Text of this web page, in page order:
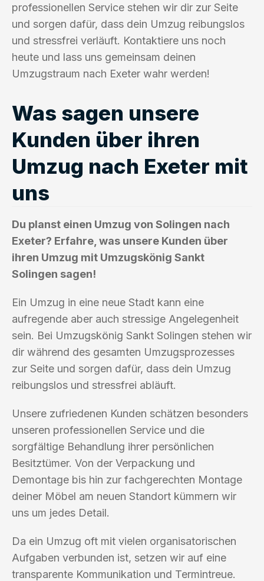
professionellen Service stehen wir dir zur Seite
und sorgen dafür, dass dein Umzug reibungslos
und stressfrei verläuft. Kontaktiere uns noch
heute und lass uns gemeinsam deinen
Umzugstraum nach Exeter wahr werden!
Was sagen unsere
Kunden über ihren
Umzug nach Exeter mit
uns
Du planst einen Umzug von Solingen nach
Exeter? Erfahre, was unsere Kunden über
ihren Umzug mit Umzugskönig Sankt
Solingen sagen!
Ein Umzug in eine neue Stadt kann eine
aufregende aber auch stressige Angelegenheit
sein. Bei Umzugskönig Sankt Solingen stehen wir
dir während des gesamten Umzugsprozesses
zur Seite und sorgen dafür, dass dein Umzug
reibungslos und stressfrei abläuft.
Unsere zufriedenen Kunden schätzen besonders
unseren professionellen Service und die
sorgfältige Behandlung ihrer persönlichen
Besitztümer. Von der Verpackung und
Demontage bis hin zur fachgerechten Montage
deiner Möbel am neuen Standort kümmern wir
uns um jedes Detail.
Da ein Umzug oft mit vielen organisatorischen
Aufgaben verbunden ist, setzen wir auf eine
transparente Kommunikation und Termintreue.